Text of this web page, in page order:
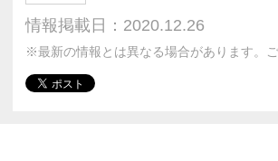
情報掲載日：2020.12.26
※最新の情報とは異なる場合があります。ご